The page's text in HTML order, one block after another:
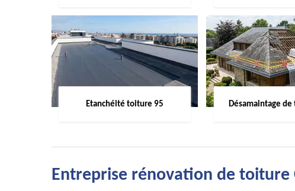
Etanchéité toiture 95 Désamaintage
Entreprise rénovation de toiture